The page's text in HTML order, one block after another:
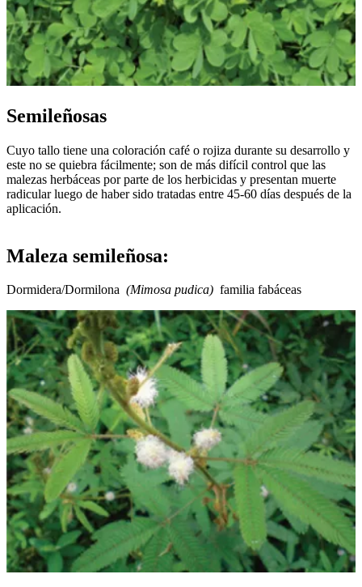
Semileñosas
Cuyo tallo tiene una coloración café o rojiza durante su desarrollo y
este no se quiebra fácilmente; son de más difícil control que las
malezas herbáceas por parte de los herbicidas y presentan muerte
radicular luego de haber sido tratadas entre 45-60 días después de la
aplicación.
Maleza semileñosa:
Dormidera/Dormilona (Mimosa pudica) familia fabáceas